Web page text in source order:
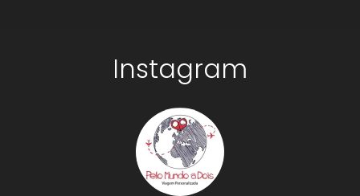
Instagram